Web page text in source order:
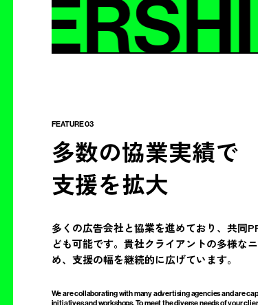
FEATURE 03
多数の協業実績で
支援を拡大
多くの広告会社と協業を進めており、共同
ども可能です。貴社クライアントの多様な
め、支援の幅を継続的に広げています。
We are collaborating with many advertising agencies and are